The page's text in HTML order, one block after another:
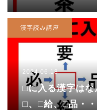
漢字読み講座
2024.06.18
□に入る漢字は
□、□給、□品・・